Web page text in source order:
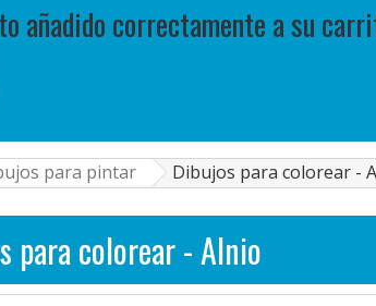
añadido correctamente a su
para pintar Dibujos para colorear -
para colorear - Alnio